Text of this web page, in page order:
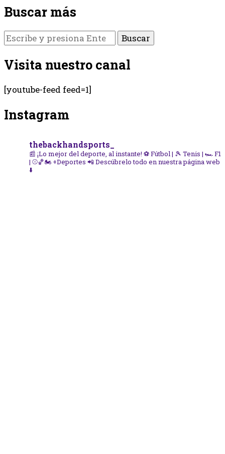
Buscar más
¿Buscas
algo?
Visita nuestro canal
[youtube-feed feed=1]
Instagram
thebackhandsports_
📰 ¡Lo mejor del deporte, al instante! ⚽ Fútbol | 🎾 Tenis | 🏎️ F1
| ⚾🏀🏍️ +Deportes 📲 Descúbrelo todo en nuestra página web
⬇️